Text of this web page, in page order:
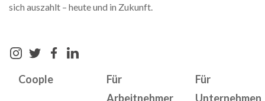
sich auszahlt – heute und in Zukunft.
Coople
Für
Arbeitnehmer
Für
Unternehmen